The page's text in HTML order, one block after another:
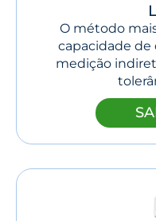
O método
capacidade de
medição